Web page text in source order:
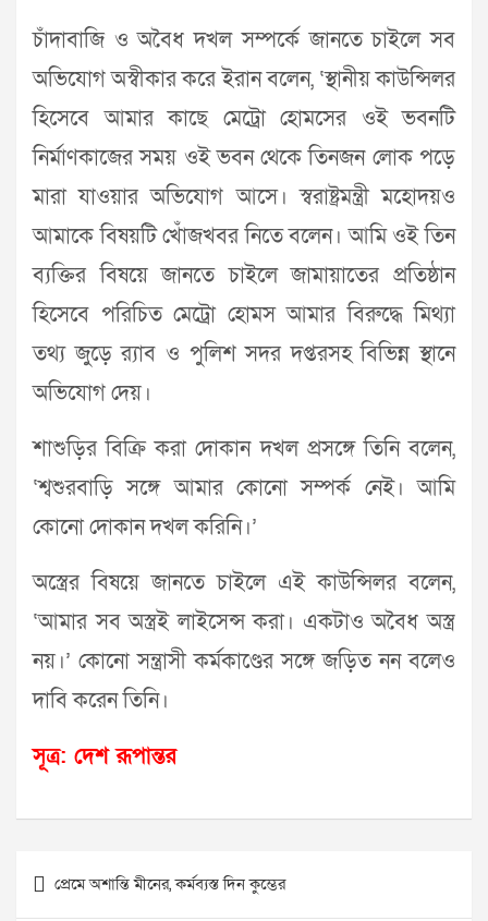
চাঁদাবাজি ও অবৈধ দখল সম্পর্কে জানতে চাইলে সব
অভিযোগ অস্বীকার করে ইরান বলেন, ‘স্থানীয় কাউন্সিলর
হিসেবে আমার কাছে মেট্রো হোমসের ওই ভবনটি
নির্মাণকাজের সময় ওই ভবন থেকে তিনজন লোক পড়ে
মারা যাওয়ার অভিযোগ আসে। স্বরাষ্ট্রমন্ত্রী মহোদয়ও
আমাকে বিষয়টি খোঁজখবর নিতে বলেন। আমি ওই তিন
ব্যক্তির বিষয়ে জানতে চাইলে জামায়াতের প্রতিষ্ঠান
হিসেবে পরিচিত মেট্রো হোমস আমার বিরুদ্ধে মিথ্যা
তথ্য জুড়ে র‌্যাব ও পুলিশ সদর দপ্তরসহ বিভিন্ন স্থানে
অভিযোগ দেয়।
শাশুড়ির বিক্রি করা দোকান দখল প্রসঙ্গে তিনি বলেন,
‘শ্বশুরবাড়ি সঙ্গে আমার কোনো সম্পর্ক নেই। আমি
কোনো দোকান দখল করিনি।’
অস্ত্রের বিষয়ে জানতে চাইলে এই কাউন্সিলর বলেন,
‘আমার সব অস্ত্রই লাইসেন্স করা। একটাও অবৈধ অস্ত্র
নয়।’ কোনো সন্ত্রাসী কর্মকাণ্ডের সঙ্গে জড়িত নন বলেও
দাবি করেন তিনি।
সূত্র: দেশ রূপান্তর
Post
navigation
প্রেমে অশান্তি মীনের, কর্মব্যস্ত দিন কুম্ভের